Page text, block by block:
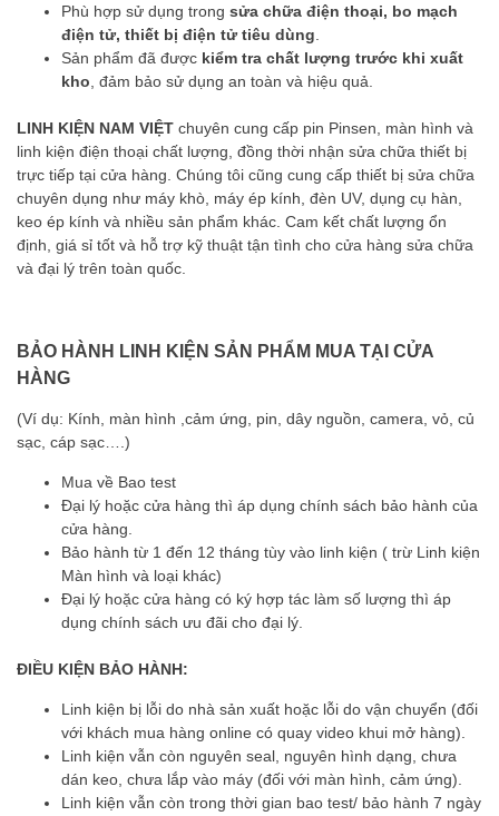
Phù hợp sử dụng trong sửa chữa điện thoại, bo mạch
điện tử, thiết bị điện tử tiêu dùng
Sản phẩm đã được kiểm tra chất lượng trước khi xuất
kho , đảm bảo sử dụng an toàn và hiệu quả.
LINH KIỆN NAM VIỆT chuyên cung cấp pin Pinsen, màn hình và
linh kiện điện thoại chất lượng, đồng thời nhận sửa chữa thiết bị
trực tiếp tại cửa hàng. Chúng tôi cũng cung cấp thiết bị sửa chữa
chuyên dụng như máy khò, máy ép kính, đèn UV, dụng cụ hàn,
keo ép kính và nhiều sản phẩm khác. Cam kết chất lượng ổn
định, giá sỉ tốt và hỗ trợ kỹ thuật tận tình cho cửa hàng sửa chữa
và đại lý trên toàn quốc.
BẢO HÀNH LINH KIỆN SẢN PHẨM MUA TẠI CỬA
HÀNG
(Ví dụ: Kính, màn hình ,cảm ứng, pin, dây nguồn, camera, vỏ, củ
sạc, cáp sạc….)
Mua về Bao test
Đại lý hoặc cửa hàng thì áp dụng chính sách bảo hành của
cửa hàng.
Bảo hành từ 1 đến 12 tháng tùy vào linh kiện ( trừ Linh kiện
Màn hình và loại khác)
Đại lý hoặc cửa hàng có ký hợp tác làm số lượng thì áp
dụng chính sách ưu đãi cho đại lý.
ĐIỀU KIỆN BẢO HÀNH:
Linh kiện bị lỗi do nhà sản xuất hoặc lỗi do vận chuyển (đối
với khách mua hàng online có quay video khui mở hàng).
Linh kiện vẫn còn nguyên seal, nguyên hình dạng, chưa
dán keo, chưa lắp vào máy (đối với màn hình, cảm ứng).
Linh kiện vẫn còn trong thời gian bao test/ bảo hành 7 ngày